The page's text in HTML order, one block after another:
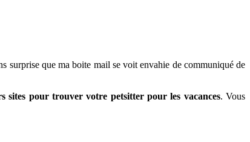
surprise que ma boite mail se voit envahie de communiqué de
sites pour trouver votre petsitter pour les vacances. Vous